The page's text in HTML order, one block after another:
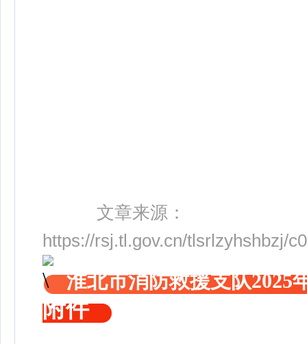
文章来源：
https://rsj.tl.gov.cn/tlsrlzyhshbzj/
淮北市消防救援支队2025
附件